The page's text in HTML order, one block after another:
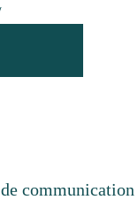
communication